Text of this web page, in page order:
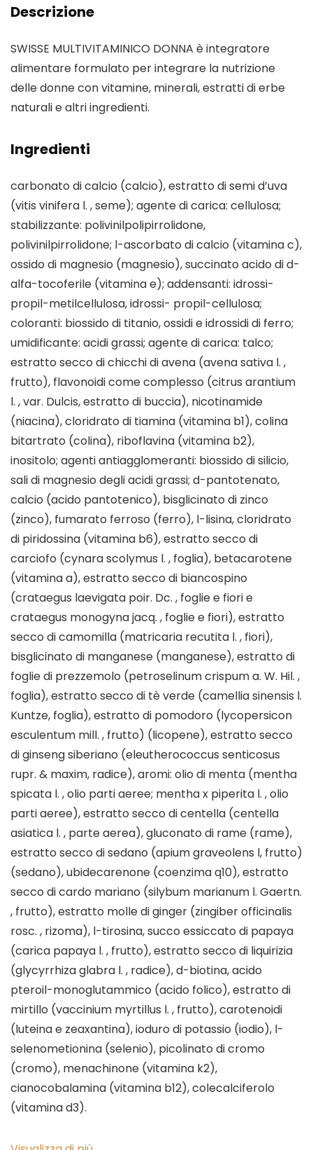
Descrizione
SWISSE MULTIVITAMINICO DONNA è integratore
alimentare formulato per integrare la nutrizione
delle donne con vitamine, minerali, estratti di erbe
naturali e altri ingredienti.
Ingredienti
carbonato di calcio (calcio), estratto di semi d’uva
(vitis vinifera l. , seme); agente di carica: cellulosa;
stabilizzante: polivinilpolipirrolidone,
polivinilpirrolidone; l-ascorbato di calcio (vitamina c),
ossido di magnesio (magnesio), succinato acido di d-
alfa-tocoferile (vitamina e); addensanti: idrossi-
propil-metilcellulosa, idrossi- propil-cellulosa;
coloranti: biossido di titanio, ossidi e idrossidi di ferro;
umidificante: acidi grassi; agente di carica: talco;
estratto secco di chicchi di avena (avena sativa l. ,
frutto), flavonoidi come complesso (citrus arantium
l. , var. Dulcis, estratto di buccia), nicotinamide
(niacina), cloridrato di tiamina (vitamina b1), colina
bitartrato (colina), riboflavina (vitamina b2),
inositolo; agenti antiagglomeranti: biossido di silicio,
sali di magnesio degli acidi grassi; d-pantotenato,
calcio (acido pantotenico), bisglicinato di zinco
(zinco), fumarato ferroso (ferro), l-lisina, cloridrato
di piridossina (vitamina b6), estratto secco di
carciofo (cynara scolymus l. , foglia), betacarotene
(vitamina a), estratto secco di biancospino
(crataegus laevigata poir. Dc. , foglie e fiori e
crataegus monogyna jacq. , foglie e fiori), estratto
secco di camomilla (matricaria recutita l. , fiori),
bisglicinato di manganese (manganese), estratto di
foglie di prezzemolo (petroselinum crispum a. W. Hil. ,
foglia), estratto secco di tè verde (camellia sinensis l.
Kuntze, foglia), estratto di pomodoro (lycopersicon
esculentum mill. , frutto) (licopene), estratto secco
di ginseng siberiano (eleutherococcus senticosus
rupr. & maxim, radice), aromi: olio di menta (mentha
spicata l. , olio parti aeree; mentha x piperita l. , olio
parti aeree), estratto secco di centella (centella
asiatica l. , parte aerea), gluconato di rame (rame),
estratto secco di sedano (apium graveolens l, frutto)
(sedano), ubidecarenone (coenzima q10), estratto
secco di cardo mariano (silybum marianum l. Gaertn.
, frutto), estratto molle di ginger (zingiber officinalis
rosc. , rizoma), l-tirosina, succo essiccato di papaya
(carica papaya l. , frutto), estratto secco di liquirizia
(glycyrrhiza glabra l. , radice), d-biotina, acido
pteroil-monoglutammico (acido folico), estratto di
mirtillo (vaccinium myrtillus l. , frutto), carotenoidi
(luteina e zeaxantina), ioduro di potassio (iodio), l-
selenometionina (selenio), picolinato di cromo
(cromo), menachinone (vitamina k2),
cianocobalamina (vitamina b12), colecalciferolo
(vitamina d3).